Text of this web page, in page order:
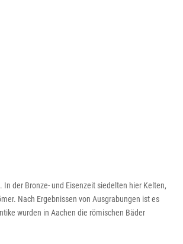
der Bronze- und Eisenzeit siedelten hier Kelten,
Nach Ergebnissen von Ausgrabungen ist es
wurden in Aachen die römischen Bäder